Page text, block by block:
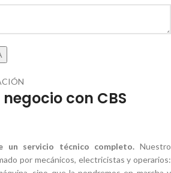
con CBS
un servicio técnico completo. Nuestro
por mecánicos, electricistas y operarios: